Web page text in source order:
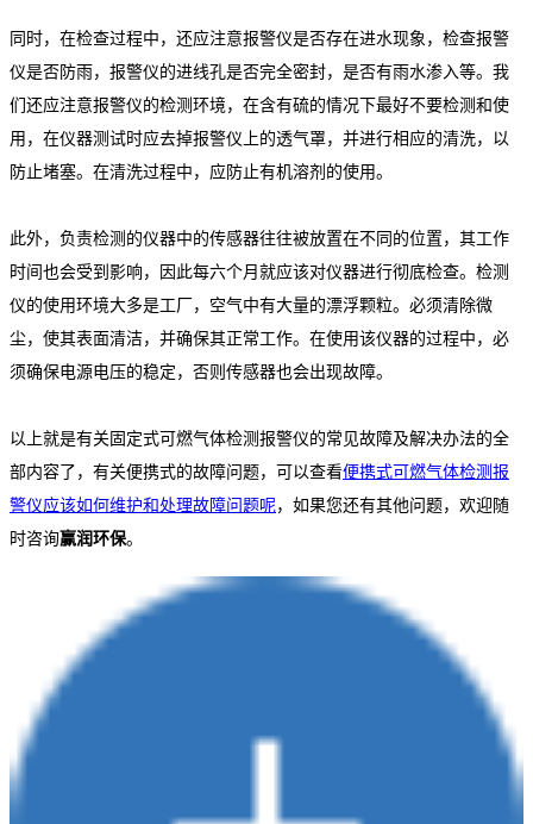
同时，在检查过程中，还应注意报警仪是否存在进水现象，检查报警
仪是否防雨，报警仪的进线孔是否完全密封，是否有雨水渗入等。我
们还应注意报警仪的检测环境，在含有硫的情况下最好不要检测和使
用，在仪器测试时应去掉报警仪上的透气罩，并进行相应的清洗，以
防止堵塞。在清洗过程中，应防止有机溶剂的使用。
此外，负责检测的仪器中的传感器往往被放置在不同的位置，其工作
时间也会受到影响，因此每六个月就应该对仪器进行彻底检查。检测
仪的使用环境大多是工厂，空气中有大量的漂浮颗粒。必须清除微
尘，使其表面清洁，并确保其正常工作。在使用该仪器的过程中，必
须确保电源电压的稳定，否则传感器也会出现故障。
以上就是有关固定式可燃气体检测报警仪的常见故障及解决办法的全
部内容了，有关便携式的故障问题，可以查看便携式可燃气体检测报
警仪应该如何维护和处理故障问题呢，如果您还有其他问题，欢迎随
时咨询赢润环保。